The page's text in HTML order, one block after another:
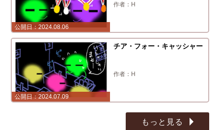
2024.08.06
H
2024.07.09
チア・フォー・キャッシャー
H
もっと見る